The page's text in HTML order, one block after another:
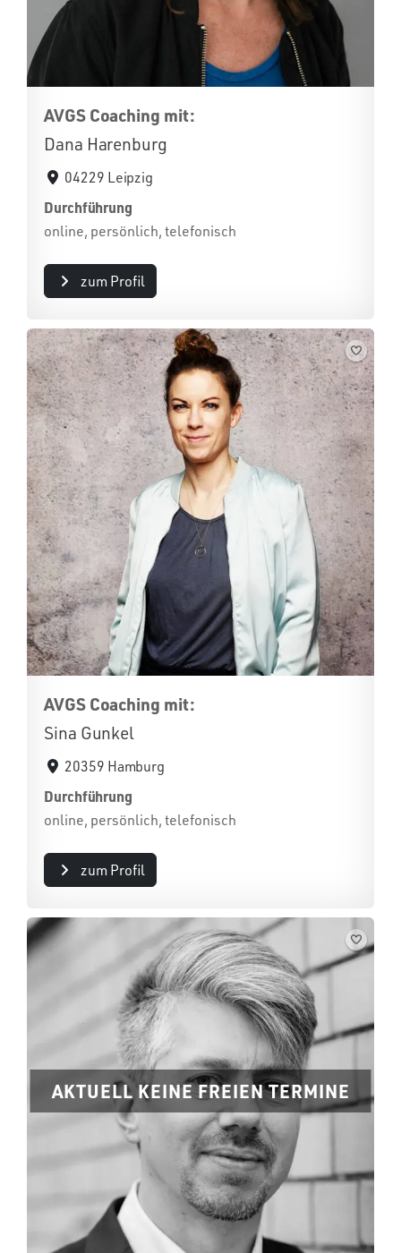
AVGS Coaching mit:
Dana Harenburg
04229 Leipzig
Durchführung
online, persönlich, telefonisch
zum Profil
AVGS Coaching mit:
Sina Gunkel
20359 Hamburg
Durchführung
online, persönlich, telefonisch
zum Profil
AKTUELL KEINE FREIEN TERMINE